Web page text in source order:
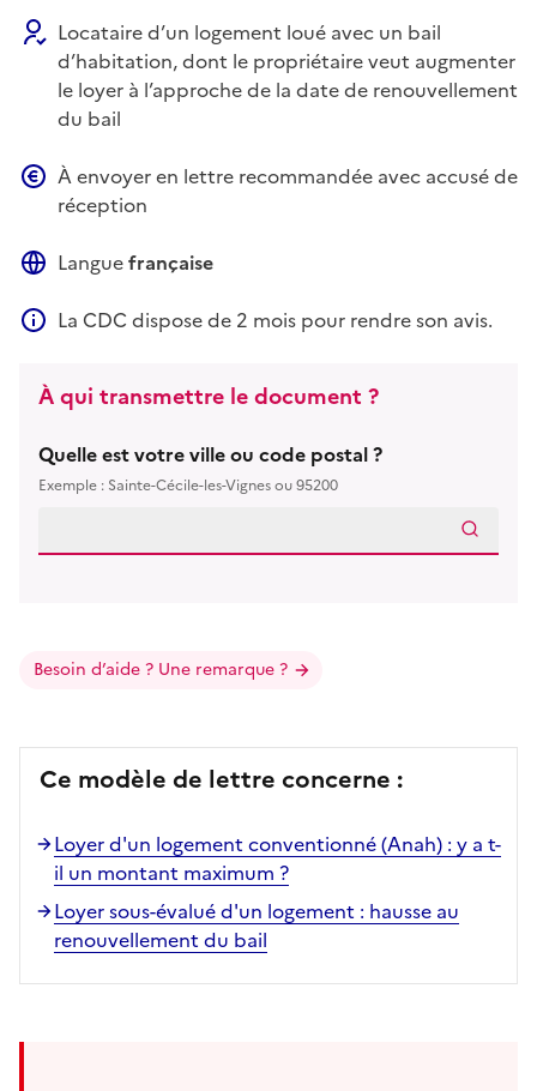
Locataire d’un logement loué avec un bail
d’habitation, dont le propriétaire veut augmenter
le loyer à l’approche de la date de renouvellement
du bail
À envoyer en lettre recommandée avec accusé de
réception
Languefrançaise
La CDC dispose de 2 mois pour rendre son avis.
À qui transmettre le document ?
Quelle est votre ville ou code postal ?
Exemple : Sainte-Cécile-les-Vignes ou 95200
Besoin d’aide ? Une remarque ?
Ce modèle de lettre concerne :
Loyer d'un logement conventionné (Anah) : y a t-
il un montant maximum ?
Loyer sous-évalué d'un logement : hausse au
renouvellement du bail